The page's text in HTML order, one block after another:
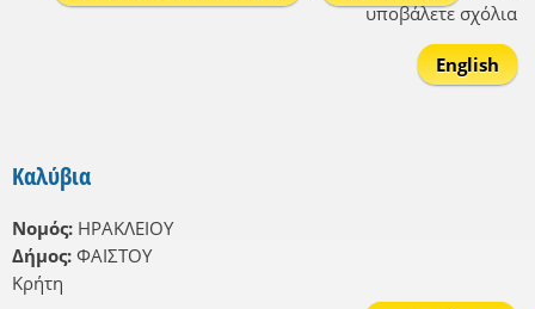
υποβάλετε σχόλια
English
Καλύβια
Νομός: ΗΡΑΚΛΕΙΟΥ
Δήμος: ΦΑΙΣΤΟΥ
Κρήτη